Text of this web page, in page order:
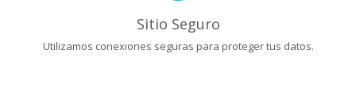
Sitio Seguro
Utilizamos conexiones seguras para proteger tus datos.